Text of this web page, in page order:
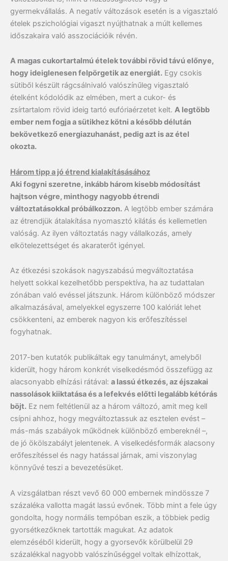
gyermekvállalás. A negatív változások esetén is a vigasztaló
ételek pszichológiai vigaszt nyújthatnak a múlt kellemes
időszakaira való asszociációik révén.
A magas cukortartalmú ételek további rövid távú előnye,
hogy ideiglenesen felpörgetik az energiát. Egy csokis
sütiből készült rágcsálnivaló valószínűleg vigasztaló
ételként kódolódik az elmében, mert a cukor- és
zsírtartalom rövid ideig tartó eufóriaérzetet kelt. A legtöbb
ember nem fogja a sütikhez kötni a később délután
bekövetkező energiazuhanást, pedig azt is az étel
okozta.
Három tipp a jó étrend kialakításásához
Aki fogyni szeretne, inkább három kisebb módosítást
hajtson végre, minthogy nagyobb étrendi
változtatásokkal próbálkozzon. A legtöbb ember számára
az étrendjük átalakítása nyomasztó kilátás és kellemetlen
valóság. Az ilyen változtatás nagy vállalkozás, amely
elkötelezettséget és akaraterőt igényel.
Az étkezési szokások nagyszabású megváltoztatása
helyett sokkal kezelhetőbb perspektíva, ha az tudattalan
zónában való evéssel játszunk. Három különböző módszer
alkalmazásával, amelyekkel egyszerre 100 kalóriát lehet
csökkenteni, az emberek nagyon kis erőfeszítéssel
fogyhatnak.
2017-ben kutatók publikáltak egy tanulmányt, amelyből
kiderült, hogy három konkrét viselkedésmód összefügg az
alacsonyabb elhízási rátával: a lassú étkezés, az éjszakai
nassolások kiiktatása és a lefekvés előtti legalább kétórás
böjt. Ez nem feltétlenül az a három változó, amit meg kell
csípni ahhoz, hogy megváltoztassuk az esztelen evést –
más-más szabályok működnek különböző embereknél –,
de jó ökölszabályt jelentenek. A viselkedésformák alacsony
erőfeszítéssel és nagy hatással járnak, ami viszonylag
könnyűvé teszi a bevezetésüket.
A vizsgálatban részt vevő 60 000 embernek mindössze 7
százaléka vallotta magát lassú evőnek. Több mint a fele úgy
gondolta, hogy normális tempóban eszik, a többiek pedig
gyorsétkezőknek tartották magukat. Az adatok
elemzéséből kiderült, hogy a gyorsevők körülbelül 29
százalékkal nagyobb valószínűséggel voltak elhízottak,